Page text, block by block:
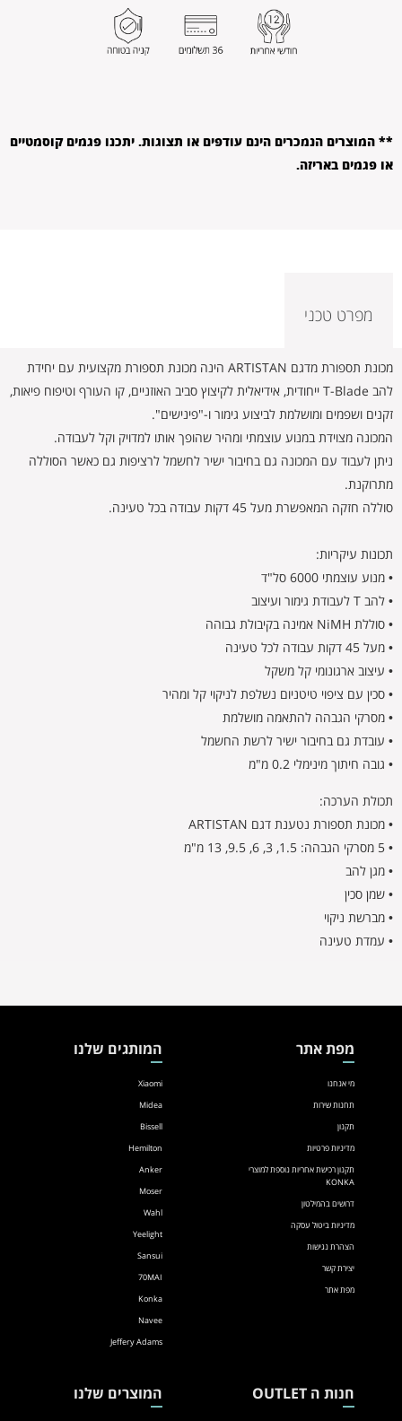
** המוצרים הנמכרים הינם עודפים או תצוגות. יתכנו פגמים קוסמטיים
או פגמים באריזה.
מפרט טכני
מכונת תספורת מדגם ARTISTAN הינה מכונת תספורת מקצועית עם יחידת
להב T-Blade ייחודית, אידיאלית לקיצוץ סביב האוזניים, קו העורף וטיפוח פיאות,
זקנים ושפמים ומושלמת לביצוע גימור ו-"פינישים".
המכונה מצוידת במנוע עוצמתי ומהיר שהופך אותו למדויק וקל לעבודה.
ניתן לעבוד עם המכונה גם בחיבור ישיר לחשמל לרציפות גם כאשר הסוללה
מתרוקנת.
סוללה חזקה המאפשרת מעל 45 דקות עבודה בכל טעינה.
תכונות עיקריות:
• מנוע עוצמתי 6000 סל"ד
• להב T לעבודת גימור ועיצוב
• סוללת NiMH אמינה בקיבולת גבוהה
• מעל 45 דקות עבודה לכל טעינה
• עיצוב ארגונומי קל משקל
• סכין עם ציפוי טיטניום נשלפת לניקוי קל ומהיר
• מסרקי הגבהה להתאמה מושלמת
• עובדת גם בחיבור ישיר לרשת החשמל
• גובה חיתוך מינימלי 0.2 מ"מ
תכולת הערכה:
• מכונת תספורת נטענת דגם ARTISTAN
• 5 מסרקי הגבהה: 1.5, 3, 6, 9.5, 13 מ"מ
• מגן להב
• שמן סכין
• מברשת ניקוי
• עמדת טעינה
מפת אתר
מי אנחנו
תחנות שירות
תקנון
מדיניות פרטיות
תקנון רכישת אחריות נוספת למוצרי
KONKA
דרושים בהמילטון
מדיניות ביטול עסקה
הצהרת נגישות
יצירת קשר
מפת אתר
המותגים שלנו
Xiaomi
Midea
Bissell
Hemilton
Anker
Moser
Wahl
Yeelight
Sansui
70MAI
Konka
Navee
Jeffery Adams
חנות ה OUTLET המוצרים שלנו